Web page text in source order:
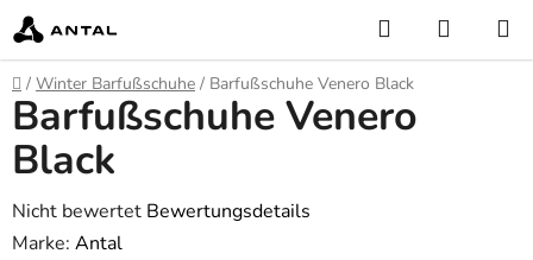
Zum
Inhalt
springen
Suchen
Startseite
/ Winter Barfußschuhe / Barfußschuhe Venero Black
Barfußschuhe Venero
Black
Die
durchschnittliche
Nicht bewertet Bewertungsdetails
Marke: Antal